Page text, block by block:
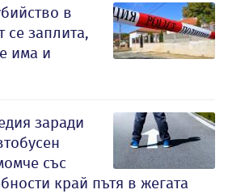
в
се заплита,
има и
заради
със
край пътя в жегата